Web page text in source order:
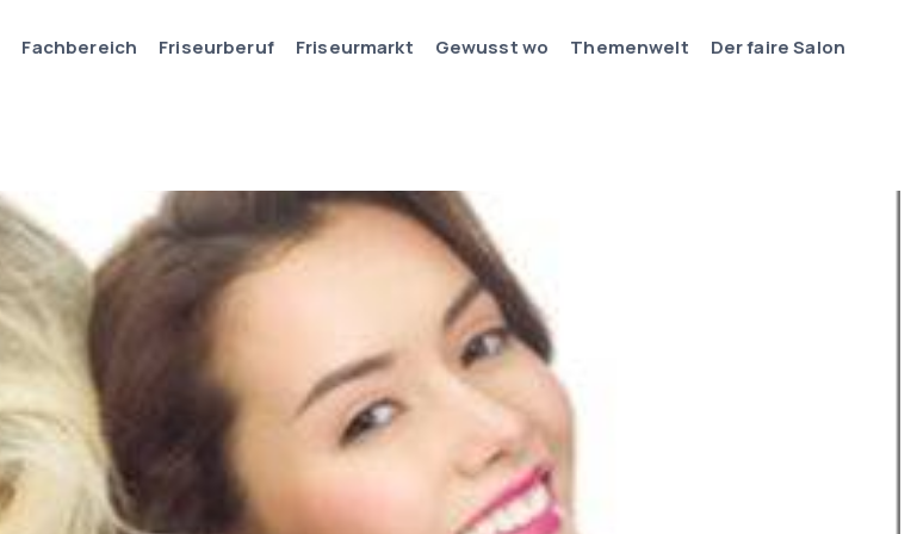
Fachbereich Friseurberuf Friseurmarkt Gewusst wo Themenwelt Der faire Salon